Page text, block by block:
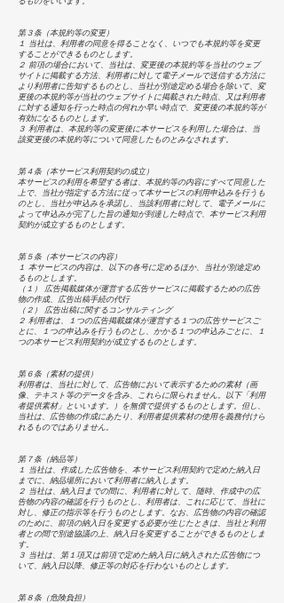
第３条（本規約等の変更）
１ 当社は、利用者の同意を得ることなく、いつでも本規約等を変更
することができるものとします。
２ 前項の場合において、当社は、変更後の本規約等を当社のウェブ
サイトに掲載する方法、利用者に対して電子メールで送信する方法に
より利用者に告知するものとし、当社が別途定める場合を除いて、変
更後の本規約等が当社のウェブサイトに掲載された時点、又は利用者
に対する通知を行った時点の何れか早い時点で、変更後の本規約等が
有効になるものとします。
３ 利用者は、本規約等の変更後に本サービスを利用した場合は、当
該変更後の本規約等について同意したものとみなされます。
第４条（本サービス利用契約の成立）
本サービスの利用を希望する者は、本規約等の内容にすべて同意した
上で、当社が指定する方法に従って本サービスの利用申込みを行うも
のとし、当社が申込みを承諾し、当該利用者に対して、電子メールに
よって申込みが完了した旨の通知が到達した時点で、本サービス利用
契約が成立するものとします。
第５条（本サービスの内容）
１ 本サービスの内容は、以下の各号に定めるほか、当社が別途定め
るものとします。
（１） 広告掲載媒体が運営する広告サービスに掲載するための広告
物の作成、広告出稿手続の代行
（２） 広告出稿に関するコンサルティング
２ 利用者は、１つの広告掲載媒体が運営する１つの広告サービスご
とに、１つの申込みを行うものとし、かかる１つの申込みごとに、１
つの本サービス利用契約が成立するものとします。
第６条（素材の提供）
利用者は、当社に対して、広告物において表示するための素材（画
像、テキスト等のデータを含み、これらに限られません。以下「利用
者提供素材」といいます。）を無償で提供するものとします。但し、
当社は、広告物の作成にあたり、利用者提供素材の使用を義務付けら
れるものではありません。
第７条（納品等）
１ 当社は、作成した広告物を、本サービス利用契約で定めた納入日
までに、納品場所において利用者に納入します。
２ 当社は、納入日までの間に、利用者に対して、随時、作成中の広
告物の内容の確認を行うものとし、利用者は、これに応じて、当社に
対し、修正の指示等を行うものとします。なお、広告物の内容の確認
のために、前項の納入日を変更する必要が生じたときは、当社と利用
者との間で別途協議の上、納入日を変更することができるものとしま
す。
３ 当社は、第１項又は前項で定めた納入日に納入された広告物につ
いて、納入日以降、修正等の対応を行わないものとします。
第８条（危険負担）